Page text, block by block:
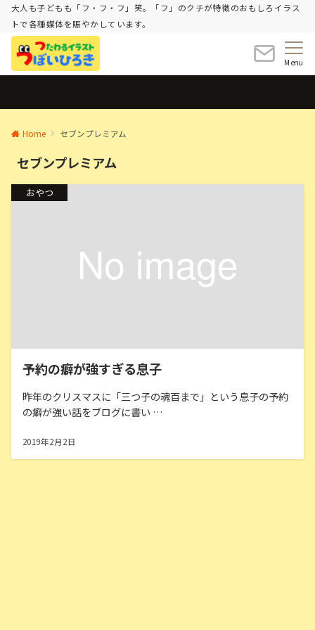
大人も子どもも「フ・フ・フ」笑。「フ」のクチが特徴のおもしろイラス
トで各種媒体を賑やかしています。
Menu
Home セブンプレミアム
セブンプレミアム
おやつ
予約の癖が強すぎる息子
昨年のクリスマスに「三つ子の魂百まで」という息子の予約
の癖が強い話をブログに書い …
2019年2月2日